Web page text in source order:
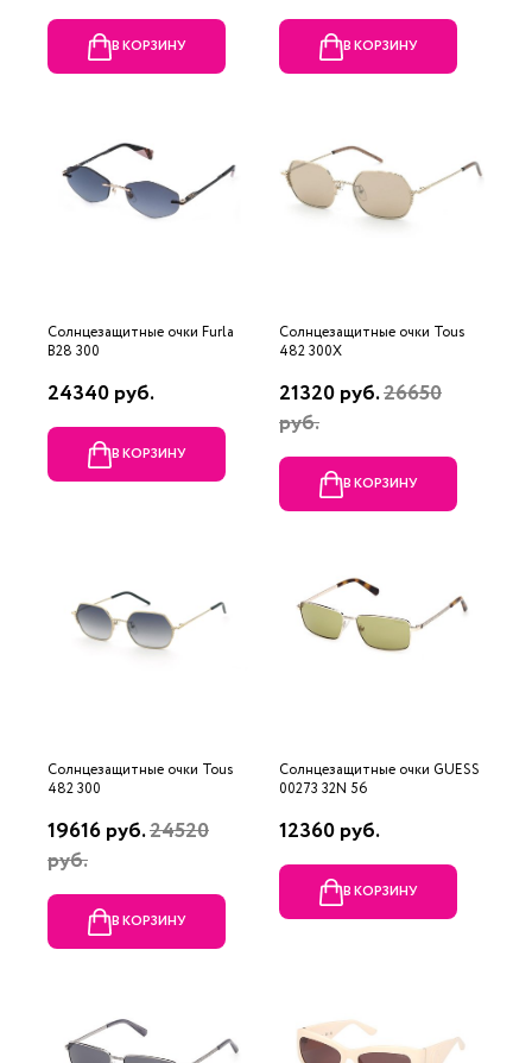
В КОРЗИНУ В КОРЗИНУ
Солнцезащитные очки Furla
B28 300
24340 руб.
В КОРЗИНУ
Солнцезащитные очки Tous
482 300X
21320 руб.26650
руб.
В КОРЗИНУ
Солнцезащитные очки Tous
482 300
19616 руб.24520
руб.
В КОРЗИНУ
Солнцезащитные очки GUESS
00273 32N 56
12360 руб.
В КОРЗИНУ